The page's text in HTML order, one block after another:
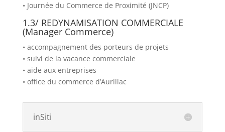
• Journée du Commerce de Proximité (JNCP)
1.3/ REDYNAMISATION COMMERCIALE
(Manager Commerce)
• accompagnement des porteurs de projets
• suivi de la vacance commerciale
• aide aux entreprises
• office du commerce d’Aurillac
inSiti